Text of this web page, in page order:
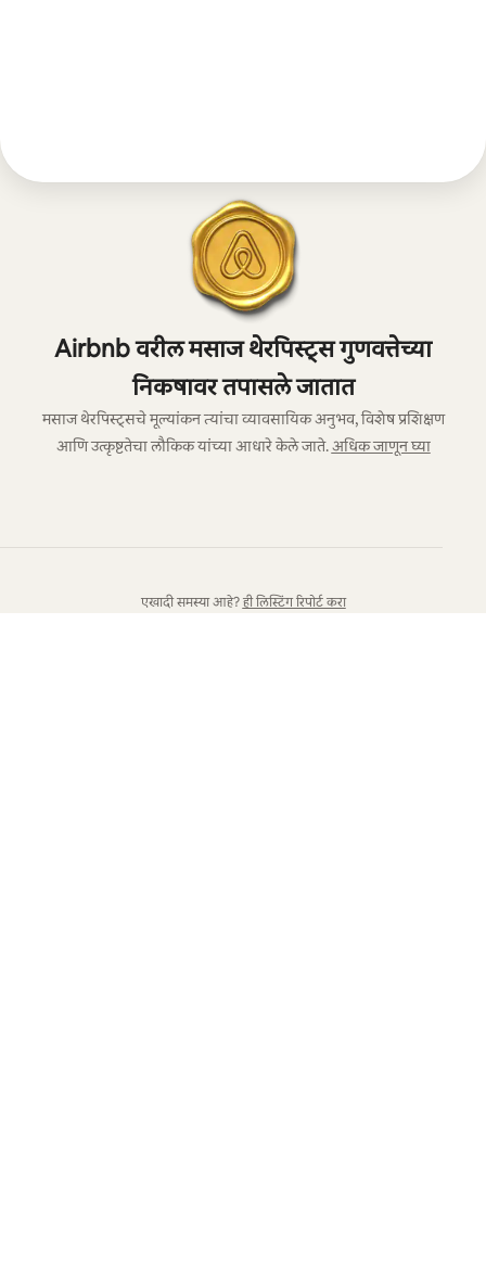
Airbnb वरील मसाज थेरपिस्ट्स गुणवत्तेच्या
निकषावर तपासले जातात
मसाज थेरपिस्ट्सचे मूल्यांकन त्यांचा व्यावसायिक अनुभव, विशेष प्रशिक्षण
आणि उत्कृष्टतेचा लौकिक यांच्या आधारे केले जाते.अधिक जाणून घ्या
एखादी समस्या आहे? ही लिस्टिंग रिपोर्ट करा